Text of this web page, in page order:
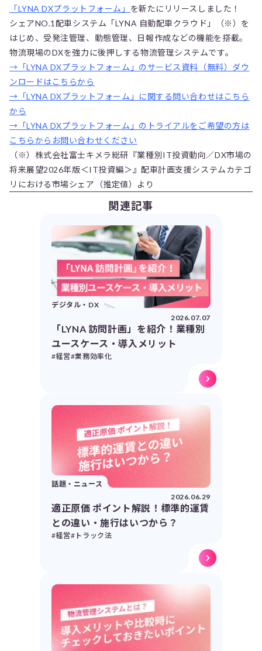
「LYNA DXプラットフォーム」 を新たにリリースしました！
シェアNO.1配車システム「LYNA 自動配車クラウド」（※）を
はじめ、受発注管理、動態管理、日報作成などの機能を搭載。
物流現場のDXを強力に後押しする物流管理システムです。
→「LYNA DXプラットフォーム」のサービス資料（無料）ダウ
ンロードはこちらから
→「LYNA DXプラットフォーム」に関する問い合わせはこちら
から
→「LYNA DXプラットフォーム」のトライアルをご希望の方は
こちらからお問い合わせください
（※）株式会社富士キメラ総研『業種別IT投資動向／DX市場の
将来展望2026年版＜IT投資編＞』配車計画支援システムカテゴ
リにおける市場シェア（推定値）より
関連記事
デジタル・DX
2026.07.07
「LYNA 訪問計画」を紹介！業種別
ユースケース・導入メリット
#経営#業務効率化
話題・ニュース
2026.06.29
適正原価 ポイント解説！標準的運賃
との違い・施行はいつから？
#経営#トラック法